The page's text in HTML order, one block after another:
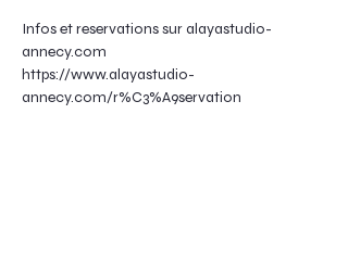
Infos et reservations sur alayastudio-
annecy.com
https://www.alayastudio-
annecy.com/r%C3%A9servation